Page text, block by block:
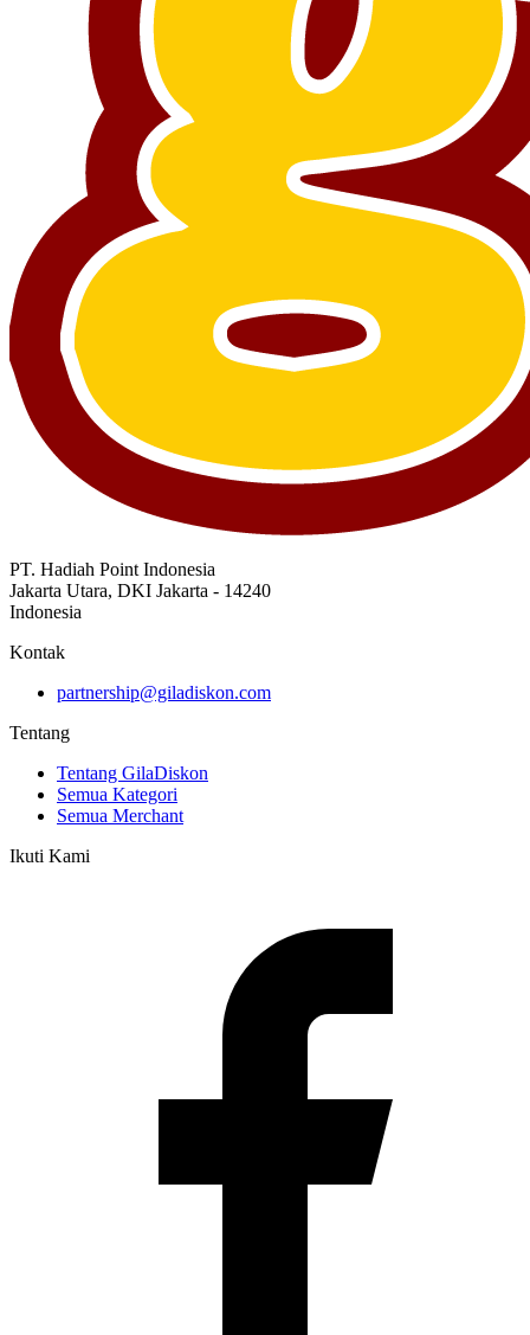
PT. Hadiah Point Indonesia
Jakarta Utara, DKI Jakarta - 14240
Indonesia
Kontak
partnership@giladiskon.com
Tentang
Tentang GilaDiskon
Semua Kategori
Semua Merchant
Ikuti Kami